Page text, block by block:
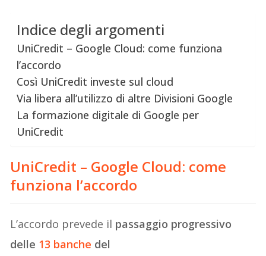
Indice degli argomenti
UniCredit – Google Cloud: come funziona
l’accordo
Così UniCredit investe sul cloud
Via libera all’utilizzo di altre Divisioni Google
La formazione digitale di Google per
UniCredit
UniCredit – Google Cloud: come
funziona l’accordo
L’accordo prevede il passaggio progressivo
delle 13 banche del